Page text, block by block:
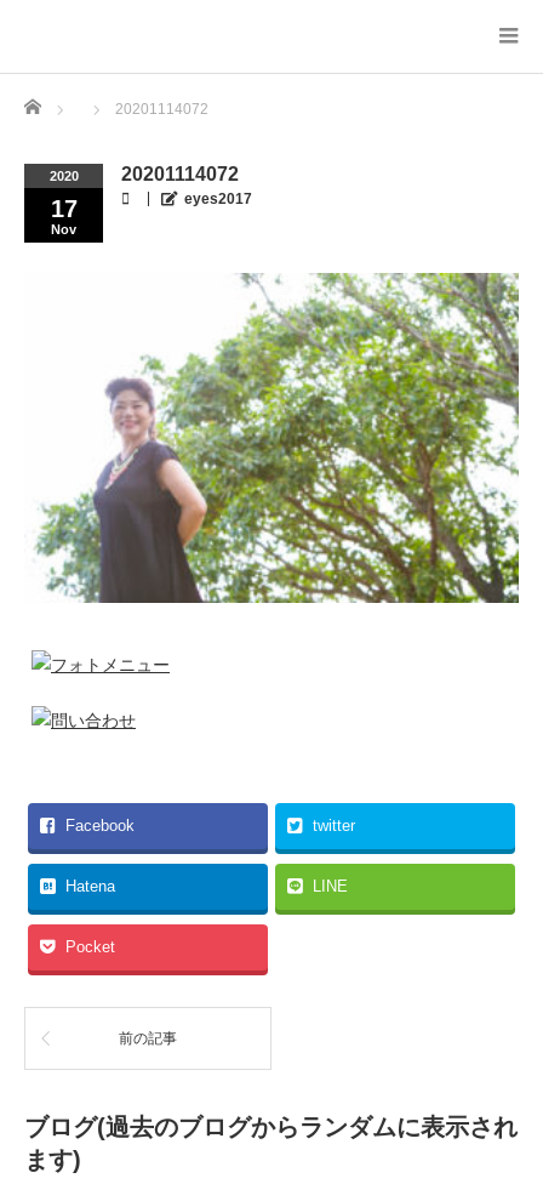
Home 20201114072
2020
17
Nov
20201114072
eyes2017
Facebook twitter
Hatena LINE
Pocket
前の記事
ブログ(過去のブログからランダムに表示され
ます)